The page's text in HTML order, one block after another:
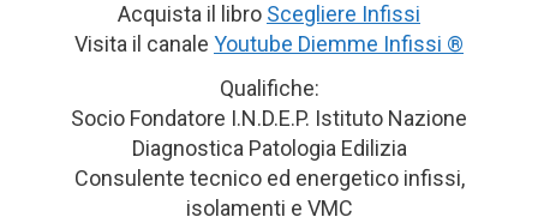
Acquista il libro Scegliere Infissi
Visita il canale Youtube Diemme Infissi ®
Qualifiche:
Socio Fondatore I.N.D.E.P. Istituto Nazione
Diagnostica Patologia Edilizia
Consulente tecnico ed energetico infissi,
isolamenti e VMC